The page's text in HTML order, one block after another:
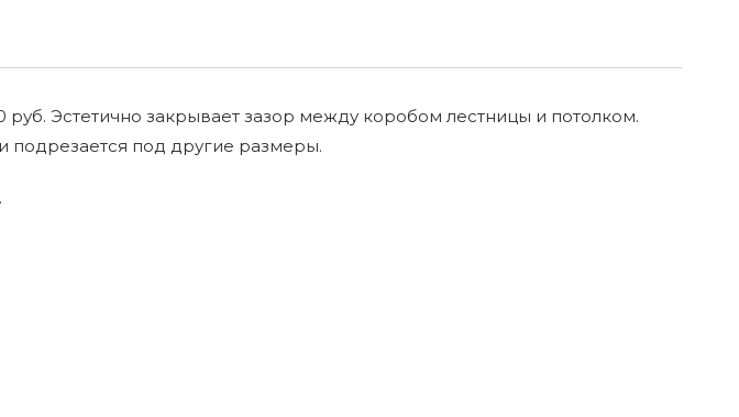
Эстетично закрывает зазор между коробом лестницы и потолком.
подрезается под другие размеры.